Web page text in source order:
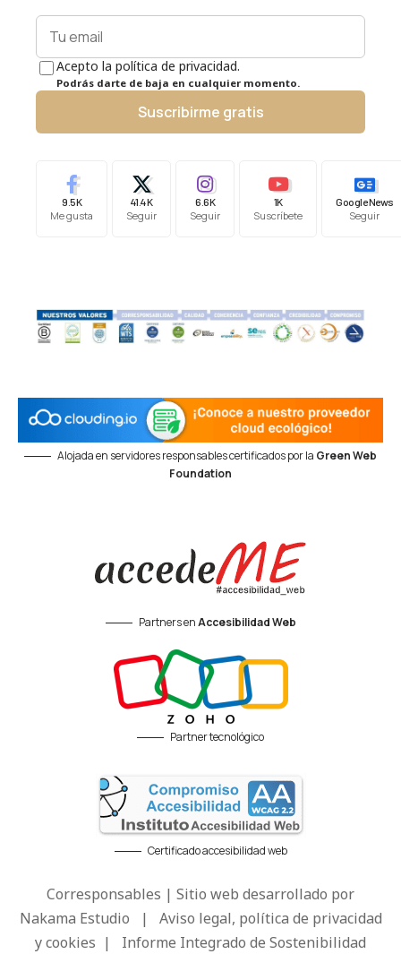
Acepto la política de privacidad.
Podrás darte de baja en cualquier momento.
Suscribirme gratis
9.5K
Me gusta
41.4K
Seguir
6.6K
Seguir
1K
Suscríbete
Google News
Seguir
Alojada en servidores responsables certificados por la Green Web
Foundation
Partners enAccesibilidad Web
Partner tecnológico
Certificado accesibilidad web
Corresponsables | Sitio web desarrollado por
Nakama Estudio | Aviso legal, política de privacidad
y cookies | Informe Integrado de Sostenibilidad